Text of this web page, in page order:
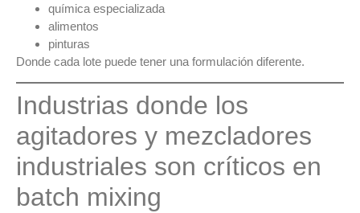
química especializada
alimentos
pinturas
Donde cada lote puede tener una formulación diferente.
Industrias donde los
agitadores y mezcladores
industriales son críticos en
batch mixing